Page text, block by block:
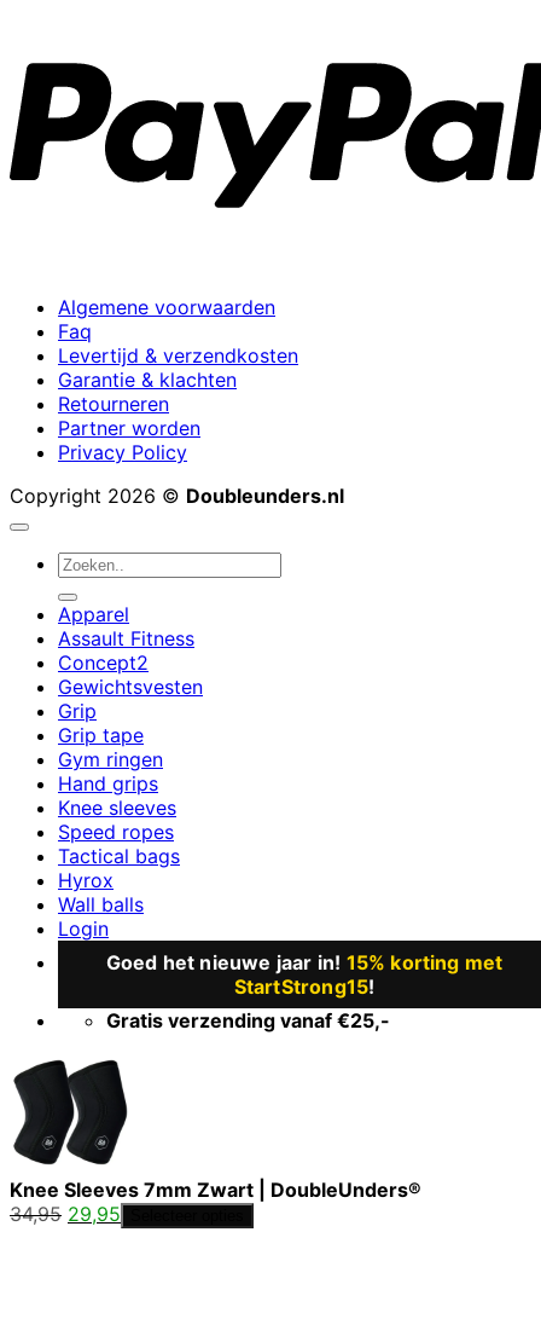
Algemene voorwaarden
Faq
Levertijd & verzendkosten
Garantie & klachten
Retourneren
Partner worden
Privacy Policy
Copyright 2026 © Doubleunders.nl
Zoeken
Apparel
Assault Fitness
Concept2
Gewichtsvesten
Grip
Grip tape
Gym ringen
Hand grips
Knee sleeves
Speed ropes
Tactical bags
Hyrox
Wall balls
Login
Goed het nieuwe jaar in! 15% korting met
StartStrong15!
Gratis verzending vanaf €25,-
Knee Sleeves 7mm Zwart | DoubleUnders®
34,95 Oorspronkelijke
29,95Huidige